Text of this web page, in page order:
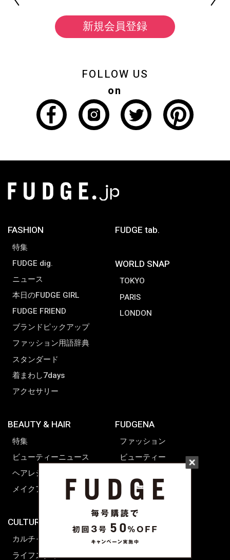
新規会員登録
FOLLOW US
on
FASHION
特集
FUDGE dig.
ニュース
本日のFUDGE GIRL
FUDGE FRIEND
ブランドピックアップ
ファッション用語辞典
スタンダード
着まわし7days
アクセサリー
FUDGE tab.
WORLD SNAP
TOKYO
PARIS
LONDON
BEAUTY & HAIR
特集
ビューティーニュース
ヘアレシピ ストーリーズ
メイクアップティップス
CULTURE & LIFE
カルチャー
ライフスタイル
FUDGENA
ファッション
ビューティー
ライフスタイル